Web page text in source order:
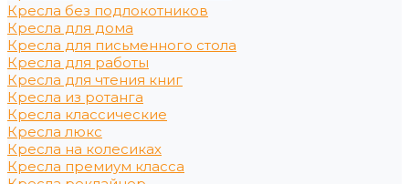
Кресла без подлокотников
Кресла для дома
Кресла для письменного стола
Кресла для работы
Кресла для чтения книг
Кресла из ротанга
Кресла классические
Кресла люкс
Кресла на колесиках
Кресла премиум класса